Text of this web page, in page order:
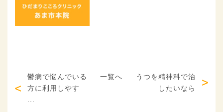
鬱病で悩んでいる
方に利用しやす
一覧へ
うつを精神科で治
したいなら